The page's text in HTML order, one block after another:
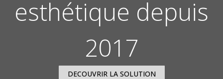
esthétique depuis
2017
DECOUVRIR LA SOLUTION